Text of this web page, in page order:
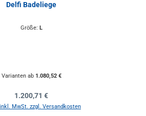
Delfi Badeliege
Größe: L
Varianten ab1.080,52 €
Regulärer Preis:
1.200,71 €
MwSt. zzgl. Versandkosten